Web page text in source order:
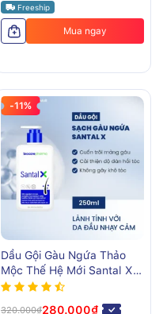
Freeship
Mua ngay
-11%
Dầu Gội Gàu Ngứa Thảo
Mộc Thế Hệ Mới Santal X –
250 ML
320.000₫280.000₫